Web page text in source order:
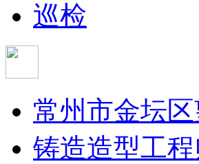
巡检
常州市金坛
铸造造型工